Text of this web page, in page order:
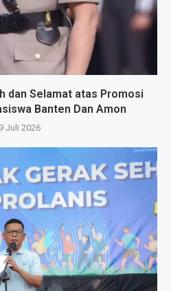
dan Selamat atas Promosi
Banten Dan Amon
Juli 2026